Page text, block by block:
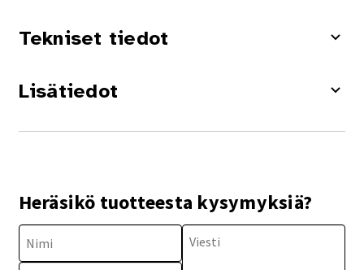
Tekniset tiedot
Lisätiedot
Heräsikö tuotteesta kysymyksiä?